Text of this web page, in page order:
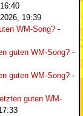
19:39
WM-Song? -
guten WM-Song? -
guten WM-Song? -
guten WM-